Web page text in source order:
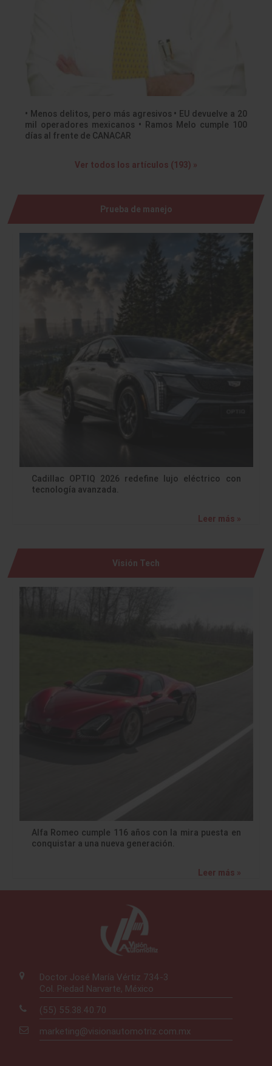
• Menos delitos, pero más agresivos • EU devuelve a 20
mil operadores mexicanos • Ramos Melo cumple 100
días al frente de CANACAR
Ver todos los artículos (193) »
Prueba de manejo
Cadillac OPTIQ 2026 redefine lujo eléctrico con
tecnología avanzada.
Leer más »
Visión Tech
Alfa Romeo cumple 116 años con la mira puesta en
conquistar a una nueva generación.
Leer más »
Doctor José María Vértiz 734-3
Col. Piedad Narvarte, México
(55) 55.38.40.70
marketing@visionautomotriz.com.mx